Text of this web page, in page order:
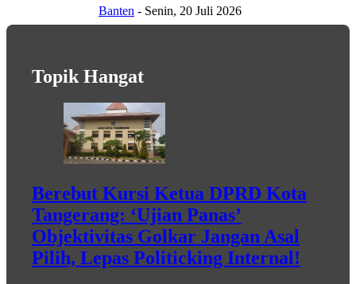
Banten - Senin, 20 Juli 2026
Topik Hangat
Berebut Kursi Ketua DPRD Kota
Tangerang: ‘Ujian Panas’
Objektivitas Golkar Jangan Asal
Pilih, Lepas Politicking Internal!